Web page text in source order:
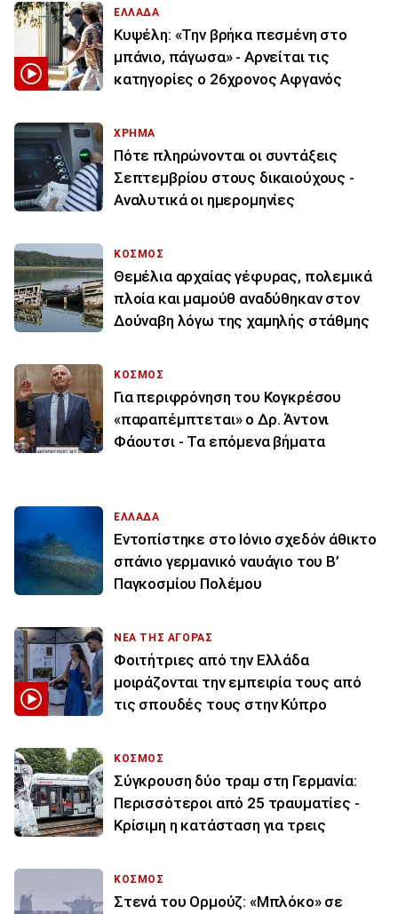
ΕΛΛΑΔΑ
Κυψέλη: «Την βρήκα πεσμένη στο
μπάνιο, πάγωσα» - Αρνείται τις
κατηγορίες ο 26χρονος Αφγανός
ΧΡΗΜΑ
Πότε πληρώνονται οι συντάξεις
Σεπτεμβρίου στους δικαιούχους -
Αναλυτικά οι ημερομηνίες
ΚΟΣΜΟΣ
Θεμέλια αρχαίας γέφυρας, πολεμικά
πλοία και μαμούθ αναδύθηκαν στον
Δούναβη λόγω της χαμηλής στάθμης
ΚΟΣΜΟΣ
Για περιφρόνηση του Κογκρέσου
«παραπέμπτεται» ο Δρ. Άντονι
Φάουτσι - Τα επόμενα βήματα
ΕΛΛΑΔΑ
Εντοπίστηκε στο Ιόνιο σχεδόν άθικτο
σπάνιο γερμανικό ναυάγιο του Β’
Παγκοσμίου Πολέμου
ΝΕΑ ΤΗΣ ΑΓΟΡΑΣ
Φοιτήτριες από την Ελλάδα
μοιράζονται την εμπειρία τους από
τις σπουδές τους στην Κύπρο
ΚΟΣΜΟΣ
Σύγκρουση δύο τραμ στη Γερμανία:
Περισσότεροι από 25 τραυματίες -
Κρίσιμη η κατάσταση για τρεις
ΚΟΣΜΟΣ
Στενά του Ορμούζ: «Μπλόκο» σε